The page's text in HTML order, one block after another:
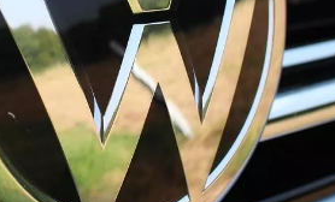
IZJAVA GODINE